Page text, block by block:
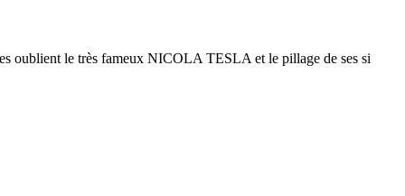
oublient le très fameux NICOLA TESLA et le pillage de ses si